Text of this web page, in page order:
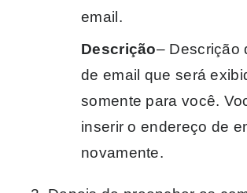
email.
Descrição– Descrição
de email que será
somente para você.
inserir o endereço de
novamente.